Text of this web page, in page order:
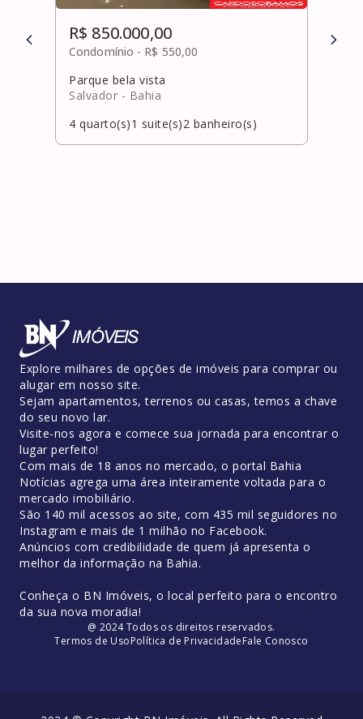
R$ 850.000,00
Condomínio - R$ 550,00
Parque bela vista
Salvador - Bahia
4 quarto(s)1 suite(s)2 banheiro(s)
R$
Explore milhares de opções de imóveis para comprar ou
alugar em nosso site.
Sejam apartamentos, terrenos ou casas, temos a chave
do seu novo lar.
Visite-nos agora e comece sua jornada para encontrar o
lugar perfeito!
Com mais de 18 anos no mercado, o portal Bahia
Notícias agrega uma área inteiramente voltada para o
mercado imobiliário.
São 140 mil acessos ao site, com 435 mil seguidores no
Instagram e mais de 1 milhão no Facebook.
Anúncios com credibilidade de quem já apresenta o
melhor da informação na Bahia.
Conheça o BN Imóveis, o local perfeito para o encontro
da sua nova moradia!
@ 2024 Todos os direitos reservados.
Termos de UsoPolítica de PrivacidadeFale Conosco